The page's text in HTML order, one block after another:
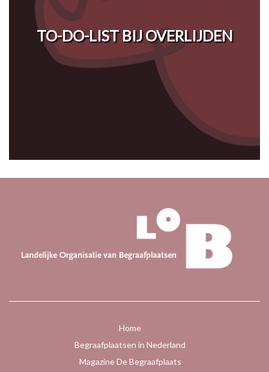
TO-DO-LIST BIJ OVERLIJDEN
Home
Begraafplaatsen in Nederland
Magazine De Begraafplaats